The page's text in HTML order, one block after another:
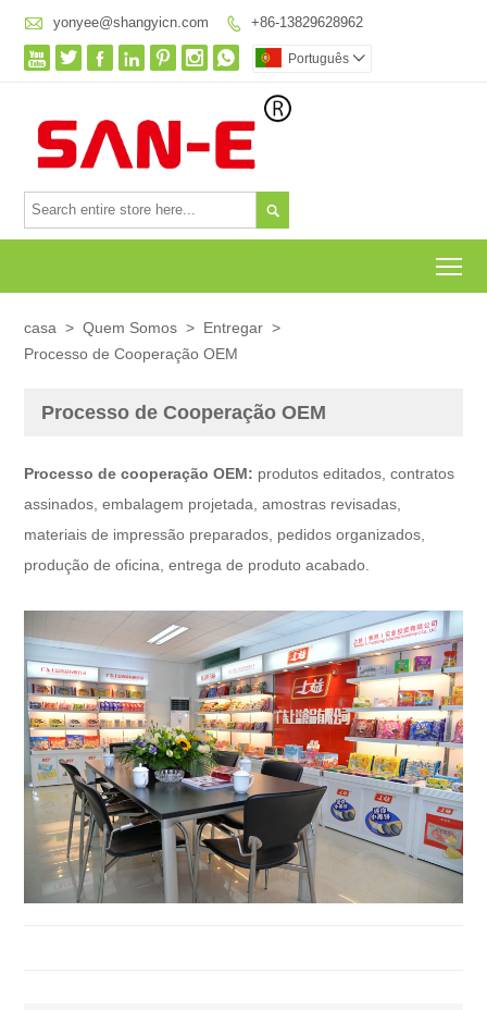
 yonyee@shangyicn.com  +86-13829628962
       Português 

casa > Quem Somos > Entregar >
Processo de Cooperação OEM
Processo de Cooperação OEM
Processo de cooperação OEM: produtos editados, contratos
assinados, embalagem projetada, amostras revisadas,
materiais de impressão preparados, pedidos organizados,
produção de oficina, entrega de produto acabado.